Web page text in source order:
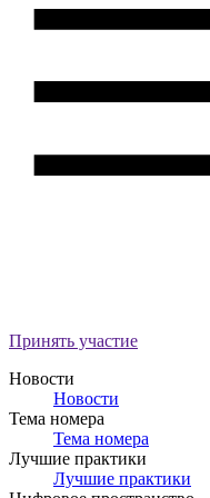
Принять участие
Новости
Новости
Тема номера
Тема номера
Лучшие практики
Лучшие практики